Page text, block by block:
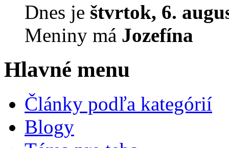
Dnes je štvrtok, 6.
Meniny má Jozefína
Hlavné menu
Články podľa kategórií
Blogy